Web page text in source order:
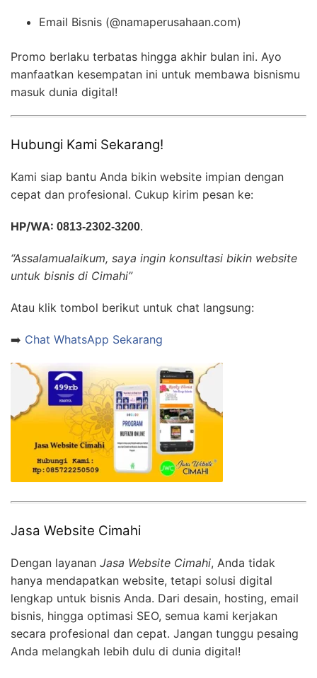
Email Bisnis (@namaperusahaan.com)
Promo berlaku terbatas hingga akhir bulan ini. Ayo
manfaatkan kesempatan ini untuk membawa bisnismu
masuk dunia digital!
Hubungi Kami Sekarang!
Kami siap bantu Anda bikin website impian dengan
cepat dan profesional. Cukup kirim pesan ke:
HP/WA: 0813-2302-3200.
“Assalamualaikum, saya ingin konsultasi bikin website
untuk bisnis di Cimahi”
Atau klik tombol berikut untuk chat langsung:
➡️ Chat WhatsApp Sekarang
Jasa Website Cimahi
Dengan layanan Jasa Website Cimahi, Anda tidak
hanya mendapatkan website, tetapi solusi digital
lengkap untuk bisnis Anda. Dari desain, hosting, email
bisnis, hingga optimasi SEO, semua kami kerjakan
secara profesional dan cepat. Jangan tunggu pesaing
Anda melangkah lebih dulu di dunia digital!